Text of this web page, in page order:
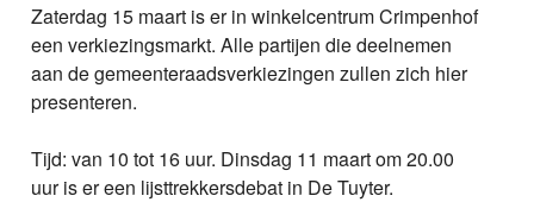
Zaterdag 15 maart is er in winkelcentrum Crimpenhof
een verkiezingsmarkt. Alle partijen die deelnemen
aan de gemeenteraadsverkiezingen zullen zich hier
presenteren.
Tijd: van 10 tot 16 uur. Dinsdag 11 maart om 20.00
uur is er een lijsttrekkersdebat in De Tuyter.